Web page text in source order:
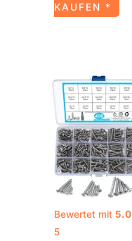
KAUFEN *
Bewertet mit5.0
5